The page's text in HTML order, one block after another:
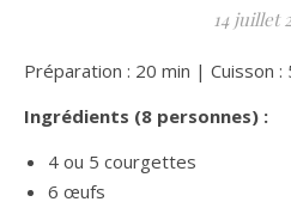
14 juillet
Préparation : 20 min | Cuisson :
Ingrédients (8 personnes) :
4 ou 5 courgettes
6 œufs